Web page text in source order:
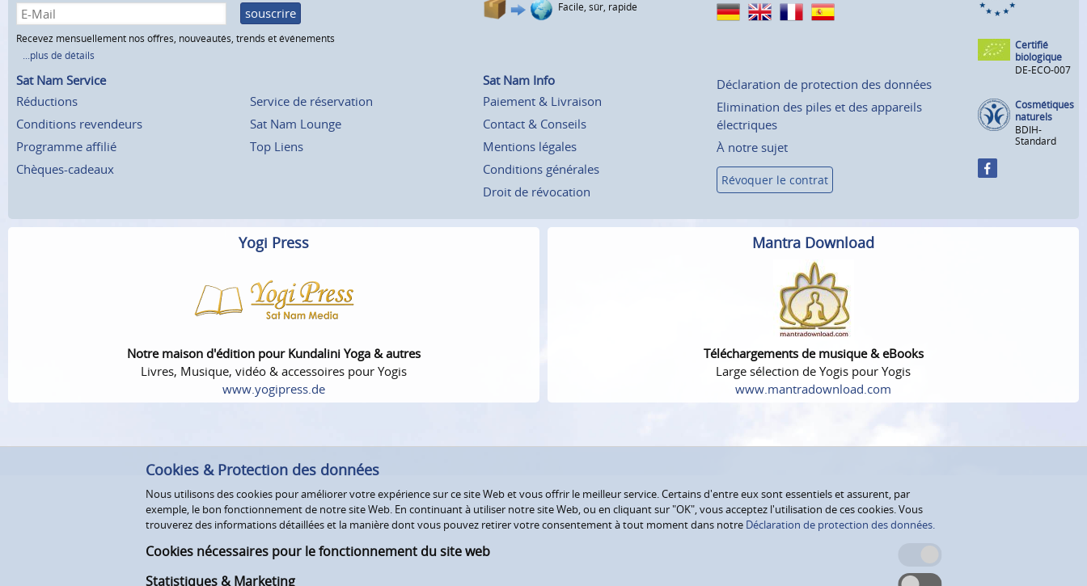
souscrire
Recevez mensuellement nos offres, nouveautés, trends et événements
...plus de détails
Facile, sûr, rapide
Sat Nam Service
Réductions
Conditions revendeurs
Programme affilié
Chèques-cadeaux
Service de réservation
Sat Nam Lounge
Top Liens
Sat Nam Info
Paiement & Livraison
Contact & Conseils
Mentions légales
Conditions générales
Droit de révocation
Déclaration de protection des données
Elimination des piles et des appareils
électriques
À notre sujet
Révoquer le contrat
Certifié
biologique
DE-ECO-007
Cosmétiques
naturels
BDIH-
Standard
Yogi Press
Notre maison d'édition pour Kundalini Yoga & autres
Livres, Musique, vidéo & accessoires pour Yogis
www.yogipress.de
Mantra Download
Téléchargements de musique & eBooks
Large sélection de Yogis pour Yogis
www.mantradownload.com
Cookies & Protection des données
Nous utilisons des cookies pour améliorer votre expérience sur ce site Web et vous offrir le meilleur service. Certains d'entre eux sont essentiels et assurent, par
exemple, le bon fonctionnement de notre site Web. En continuant à utiliser notre site Web, ou en cliquant sur "OK", vous acceptez l'utilisation de ces cookies. Vous
trouverez des informations détaillées et la manière dont vous pouvez retirer votre consentement à tout moment dans notre Déclaration de protection des données.
Cookies nécessaires pour le fonctionnement du site web
Statistiques & Marketing